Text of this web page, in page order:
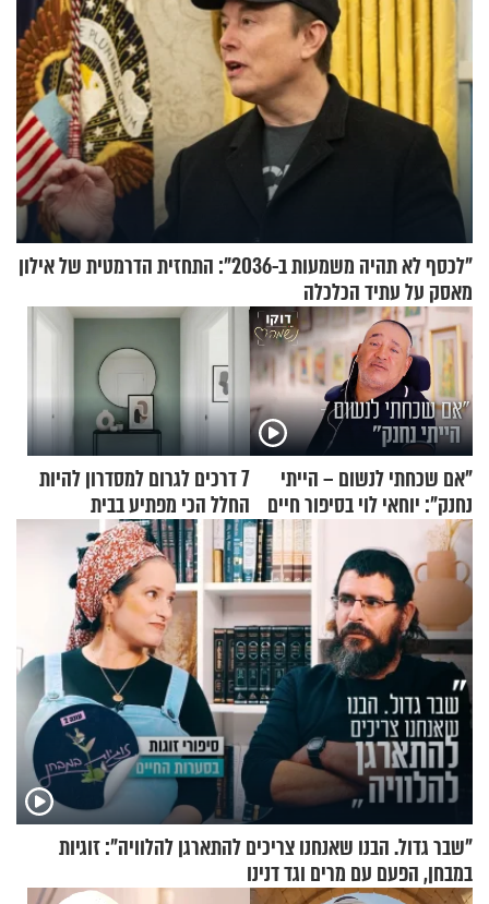
"לכסף לא תהיה משמעות ב-2036": התחזית הדרמטית של אילון
מאסק על עתיד הכלכלה
"אם שכחתי לנשום – הייתי
נחנק": יוחאי לוי בסיפור חיים
מעורר השראה
7 דרכים לגרום למסדרון להיות
החלל הכי מפתיע בבית
"שבר גדול. הבנו שאנחנו צריכים להתארגן להלוויה": זוגיות
במבחן, הפעם עם מרים וגד דנינו